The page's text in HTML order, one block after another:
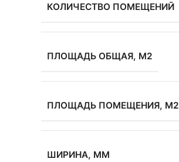
КОЛИЧЕСТВО ПОМЕЩЕНИЙ
ПЛОЩАДЬ ОБЩАЯ, М2
ПЛОЩАДЬ ПОМЕЩЕНИЯ, М2
ШИРИНА, ММ